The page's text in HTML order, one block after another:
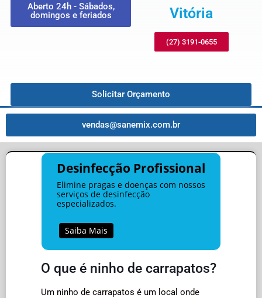
Aberto 24h - Sábados,
domingos e feriados
Vitória
(27) 3191-0655
Solicitar Orçamento
vendas@sanemix.com.br
Desinfecção Profissional
Elimine pragas e doenças com nossos
serviços de desinfecção
especializados.
Saiba Mais
O que é ninho de carrapatos?
Um ninho de carrapatos é um local onde